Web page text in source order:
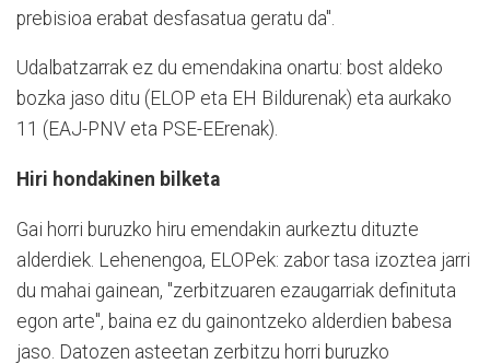
prebisioa erabat desfasatua geratu da".
Udalbatzarrak ez du emendakina onartu: bost aldeko
bozka jaso ditu (ELOP eta EH Bildurenak) eta aurkako
11 (EAJ-PNV eta PSE-EErenak).
Hiri hondakinen bilketa
Gai horri buruzko hiru emendakin aurkeztu dituzte
alderdiek. Lehenengoa, ELOPek: zabor tasa izoztea jarri
du mahai gainean, "zerbitzuaren ezaugarriak definituta
egon arte", baina ez du gainontzeko alderdien babesa
jaso. Datozen asteetan zerbitzu horri buruzko